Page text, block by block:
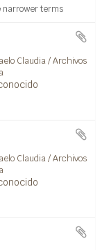
narrower terms
Claudia / Archivos
Claudia / Archivos